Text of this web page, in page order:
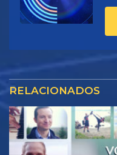
RELACIONADOS